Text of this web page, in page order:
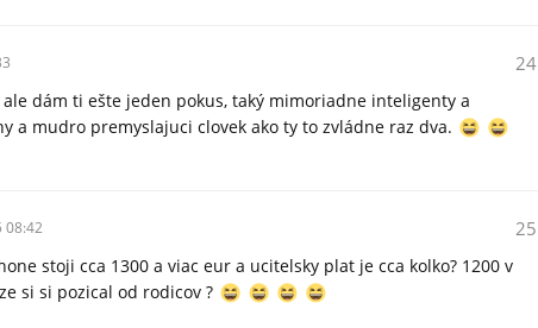
24
dám ti ešte jeden pokus, taký mimoriadne inteligenty a
a mudro premyslajuci clovek ako ty to zvládne raz dva.
25
08:42
stoji cca 1300 a viac eur a ucitelsky plat je cca kolko? 1200 v
si si pozical od rodicov ?